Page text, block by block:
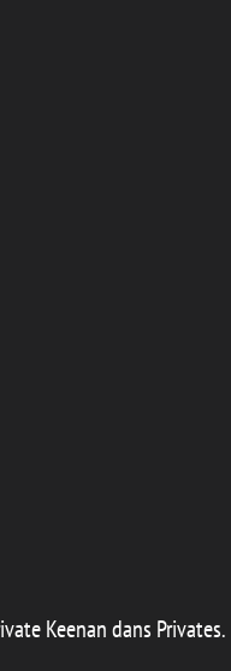
Keenan dans Privates.